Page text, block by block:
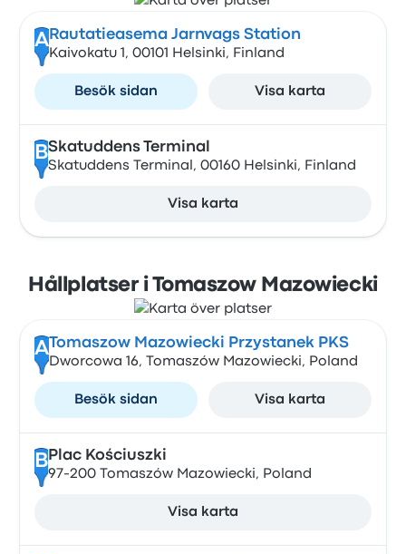
A Rautatieasema Jarnvags Station
Kaivokatu 1, 00101 Helsinki, Finland
Besök sidan Visa karta
BSkatuddens Terminal
Skatuddens Terminal, 00160 Helsinki, Finland
Visa karta
Hållplatser i Tomaszow Mazowiecki
A Tomaszow Mazowiecki Przystanek PKS
Dworcowa 16, Tomaszów Mazowiecki, Poland
Besök sidan Visa karta
B Plac Kościuszki
97-200 Tomaszów Mazowiecki, Poland
Visa karta